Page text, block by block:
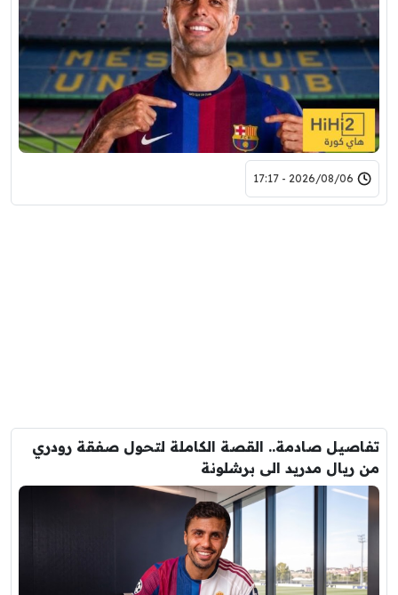
2026/08/06 - 17:17
تفاصيل صادمة.. القصة الكاملة لتحول صفقة رودري
من ريال مدريد الى برشلونة